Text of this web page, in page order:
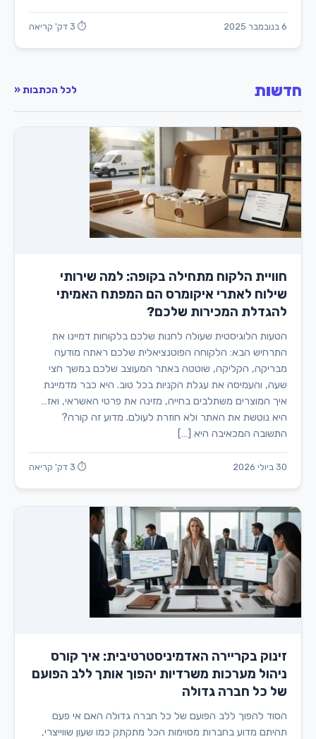
6 בנובמבר 2025 ⏱ 3 דק' קריאה
חדשות לכל הכתבות «
חוויית הלקוח מתחילה בקופה: למה שירותי
שילוח לאתרי איקומרס הם המפתח האמיתי
להגדלת המכירות שלכם?
הטעות הלוגיסטית שעולה לחנות שלכם בלקוחות דמיינו את
התרחיש הבא: הלקוחה הפוטנציאלית שלכם ראתה מודעה
מבריקה, הקליקה, שוטטה באתר המעוצב שלכם במשך חצי
שעה, והעמיסה את עגלת הקניות בכל טוב. היא כבר מדמיינת
איך המוצרים משתלבים בחייה, מזינה את פרטי האשראי, ואז…
היא נוטשת את האתר ולא חוזרת לעולם. מדוע זה קורה?
התשובה המכאיבה היא […]
30 ביולי 2026 ⏱ 3 דק' קריאה
זינוק בקריירה האדמיניסטרטיבית: איך קורס
ניהול מערכות משרדיות יהפוך אותך ללב הפועם
של כל חברה גדולה
הסוד להפוך ללב הפועם של כל חברה גדולה האם אי פעם
תהיתם מדוע בחברות מסוימות הכל מתקתק כמו שעון שווייצרי,